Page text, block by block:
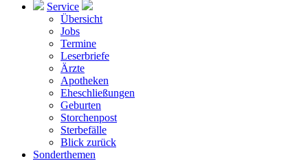
Service
Übersicht
Jobs
Termine
Leserbriefe
Ärzte
Apotheken
Eheschließungen
Geburten
Storchenpost
Sterbefälle
Blick zurück
Sonderthemen